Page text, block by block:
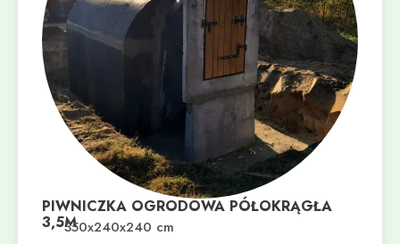
PIWNICZKA OGRODOWA PÓŁOKRĄGŁA
3,5M350x240x240 cm
Dodaj do koszyka